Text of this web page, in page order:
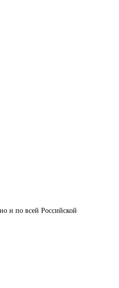
и по всей Российской